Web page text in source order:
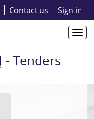
Contact us Sign in
- Tenders